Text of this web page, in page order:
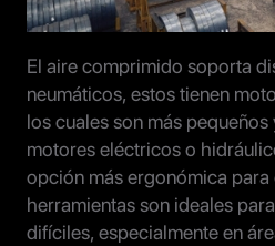
El aire comprimido soporta
neumáticos, estos tienen
los cuales son más
motores eléctricos o
opción más ergonómica para
herramientas son ideales
difíciles, especialmente en